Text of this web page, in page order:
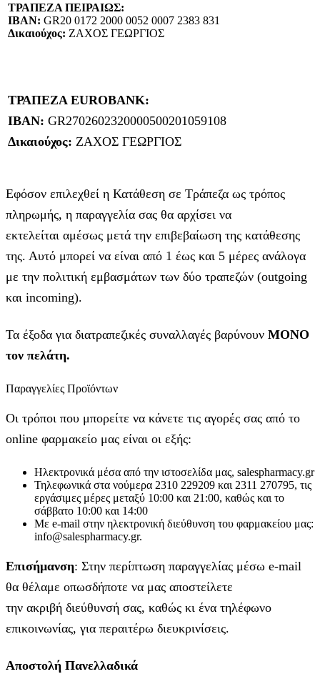
ΤΡΑΠΕΖΑ ΠΕΙΡΑΙΩΣ:
IBAN: GR20 0172 2000 0052 0007 2383 831
Δικαιούχος: ΖΑΧΟΣ ΓΕΩΡΓΙΟΣ
ΤΡΑΠΕΖΑ EUROBANK:
IBAN: GR2702602320000500201059108
Δικαιούχος: ΖΑΧΟΣ ΓΕΩΡΓΙΟΣ
Εφόσον επιλεχθεί η Κατάθεση σε Τράπεζα ως τρόπος
πληρωμής, η παραγγελία σας θα αρχίσει να
εκτελείται αμέσως μετά την επιβεβαίωση της κατάθεσης
της. Αυτό μπορεί να είναι από 1 έως και 5 μέρες ανάλογα
με την πολιτική εμβασμάτων των δύο τραπεζών (outgoing
και incoming).
Τα έξοδα για διατραπεζικές συναλλαγές βαρύνουν MONO
τον πελάτη.
Παραγγελίες Προϊόντων
Οι τρόποι που μπορείτε να κάνετε τις αγορές σας από το
online φαρμακείο μας είναι οι εξής:
Ηλεκτρονικά μέσα από την ιστοσελίδα μας, salespharmacy.gr
Τηλεφωνικά στα νούμερα 2310 229209 και 2311 270795, τις
εργάσιμες μέρες μεταξύ 10:00 και 21:00, καθώς και το
σάββατο 10:00 και 14:00
Με e-mail στην ηλεκτρονική διεύθυνση του φαρμακείου μας:
info@salespharmacy.gr.
Επισήμανση: Στην περίπτωση παραγγελίας μέσω e-mail
θα θέλαμε οπωσδήποτε να μας αποστείλετε
την ακριβή διεύθυνσή σας, καθώς κι ένα τηλέφωνο
επικοινωνίας, για περαιτέρω διευκρινίσεις.
Αποστολή Πανελλαδικά